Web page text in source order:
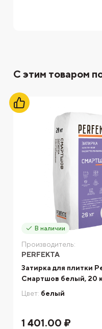
С этим товаром
В наличии
Производитель:
PERFEKTA
Затирка для плитки
Смартшов белый, 20
Цвет: белый
1 401.00 ₽